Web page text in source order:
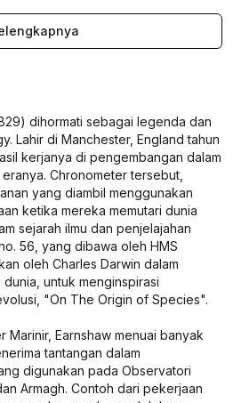
dihormati sebagai legenda dan
Lahir di Manchester, England tahun
kerjanya di pengembangan dalam
Chronometer tersebut,
yang diambil menggunakan
ketika mereka memutari dunia
sejarah ilmu dan penjelajahan
56, yang dibawa oleh HMS
oleh Charles Darwin dalam
untuk menginspirasi
"On The Origin of Species".
Marinir, Earnshaw menuai banyak
tantangan dalam
digunakan pada Observatori
Armagh. Contoh dari pekerjaan